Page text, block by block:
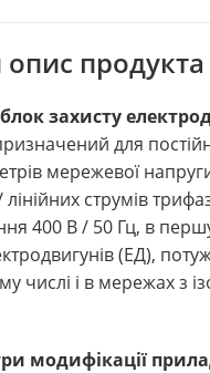
продукта
захисту
для
мережевої
струмів
400 В / 50 Гц, в
(ЕД),
числі і в мережах з
модифікації